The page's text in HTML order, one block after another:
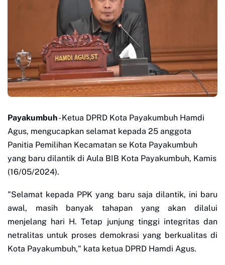
Payakumbuh- Ketua DPRD Kota Payakumbuh Hamdi
Agus, mengucapkan selamat kepada 25 anggota
Panitia Pemilihan Kecamatan se Kota Payakumbuh
yang baru dilantik di Aula BIB Kota Payakumbuh, Kamis
(16/05/2024).
"Selamat kepada PPK yang baru saja dilantik, ini baru
awal, masih banyak tahapan yang akan dilalui
menjelang hari H. Tetap junjung tinggi integritas dan
netralitas untuk proses demokrasi yang berkualitas di
Kota Payakumbuh," kata ketua DPRD Hamdi Agus.